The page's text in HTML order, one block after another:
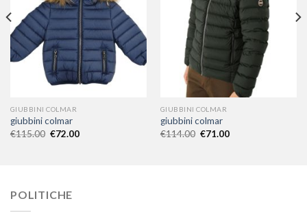
GIUBBINI COLMAR
giubbini colmar
€115.00 €72.00
GIUBBINI COLMAR
giubbini colmar
€114.00 €71.00
POLITICHE